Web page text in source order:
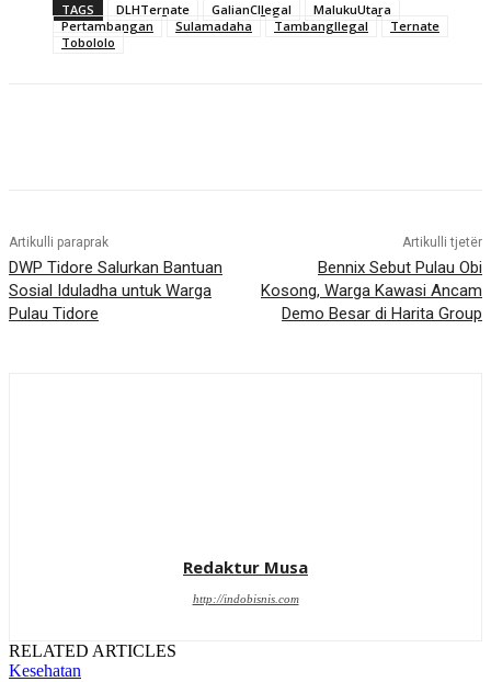
TAGS DLHTernate GalianCIlegal
MalukuUtara
Pertambangan
Sulamadaha TambangIlegal
Ternate
Tobololo
Artikulli paraprak
DWP Tidore Salurkan Bantuan
Sosial Iduladha untuk Warga
Pulau Tidore
Artikulli tjetër
Bennix Sebut Pulau Obi
Kosong, Warga Kawasi Ancam
Demo Besar di Harita Group
Redaktur Musa
http://indobisnis.com
RELATED ARTICLES
Kesehatan